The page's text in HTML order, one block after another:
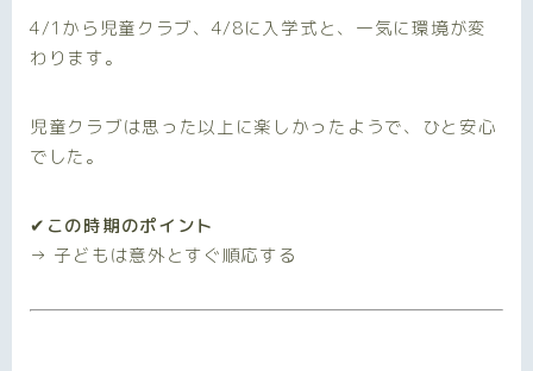
4/1から児童クラブ、4/8に入学式と、一気に環境が変
わります。
児童クラブは思った以上に楽しかったようで、ひと安心
でした。
✔この時期のポイント
→ 子どもは意外とすぐ順応する